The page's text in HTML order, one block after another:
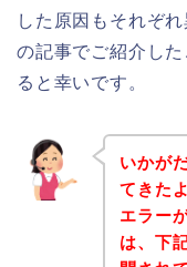
した原因もそれぞ
の記事でご紹介し
ると幸いです。
いかが
てきた
エラー
は、下